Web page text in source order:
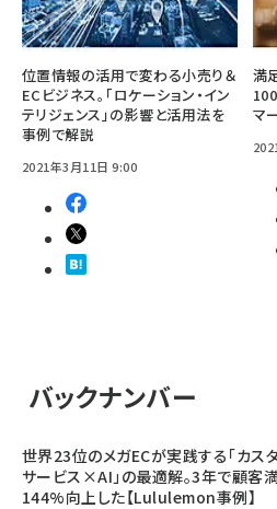
位置情報の活用で変わる小売り＆
ECビジネス。「ロケーション・イン
テリジェンス」の影響と活用法を
事例で解説
2021年3月11日 9:00
満
マ
バックナンバー
世界23位のメガECが実践する「カス
サービス×AI」の最適解。3年で顧客
144%向上した【Lululemon事例】